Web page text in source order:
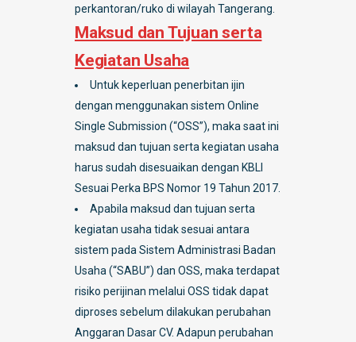
perkantoran/ruko di wilayah Tangerang.
Maksud dan Tujuan serta
Kegiatan Usaha
Untuk keperluan penerbitan ijin
dengan menggunakan sistem Online
Single Submission (“OSS”), maka saat ini
maksud dan tujuan serta kegiatan usaha
harus sudah disesuaikan dengan KBLI
Sesuai Perka BPS Nomor 19 Tahun 2017.
Apabila maksud dan tujuan serta
kegiatan usaha tidak sesuai antara
sistem pada Sistem Administrasi Badan
Usaha (“SABU”) dan OSS, maka terdapat
risiko perijinan melalui OSS tidak dapat
diproses sebelum dilakukan perubahan
Anggaran Dasar CV. Adapun perubahan